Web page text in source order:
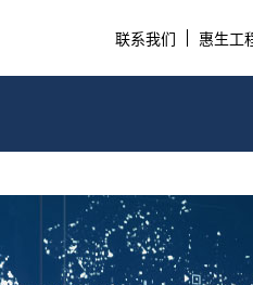
联系我们 惠生工